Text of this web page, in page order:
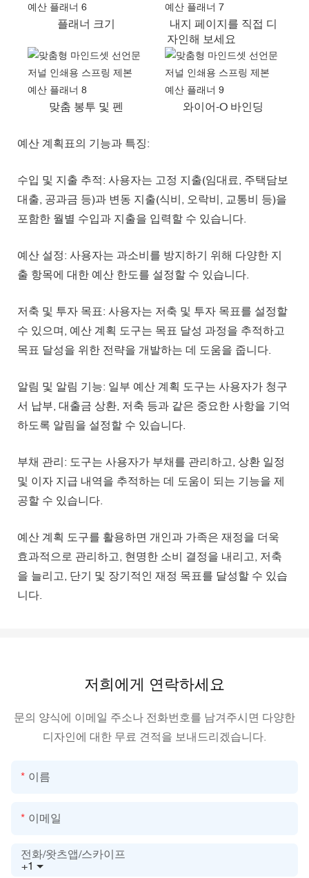
플래너 크기
내지 페이지를 직접 디
자인해 보세요
맞춤 봉투 및 펜 와이어-O 바인딩
예산 계획표의 기능과 특징:
수입 및 지출 추적: 사용자는 고정 지출(임대료, 주택담보
대출, 공과금 등)과 변동 지출(식비, 오락비, 교통비 등)을
포함한 월별 수입과 지출을 입력할 수 있습니다.
예산 설정: 사용자는 과소비를 방지하기 위해 다양한 지
출 항목에 대한 예산 한도를 설정할 수 있습니다.
저축 및 투자 목표: 사용자는 저축 및 투자 목표를 설정할
수 있으며, 예산 계획 도구는 목표 달성 과정을 추적하고
목표 달성을 위한 전략을 개발하는 데 도움을 줍니다.
알림 및 알림 기능: 일부 예산 계획 도구는 사용자가 청구
서 납부, 대출금 상환, 저축 등과 같은 중요한 사항을 기억
하도록 알림을 설정할 수 있습니다.
부채 관리: 도구는 사용자가 부채를 관리하고, 상환 일정
및 이자 지급 내역을 추적하는 데 도움이 되는 기능을 제
공할 수 있습니다.
예산 계획 도구를 활용하면 개인과 가족은 재정을 더욱
효과적으로 관리하고, 현명한 소비 결정을 내리고, 저축
을 늘리고, 단기 및 장기적인 재정 목표를 달성할 수 있습
니다.
저희에게 연락하세요
문의 양식에 이메일 주소나 전화번호를 남겨주시면 다양한
디자인에 대한 무료 견적을 보내드리겠습니다.
이름
이메일
+1
전화/왓츠앱/스카이프